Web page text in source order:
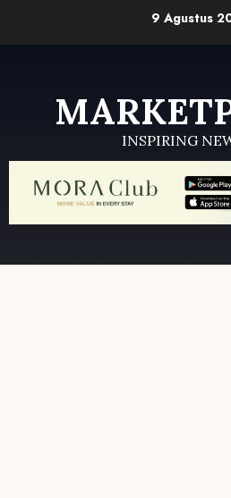
9 Agustus
INSPIRING